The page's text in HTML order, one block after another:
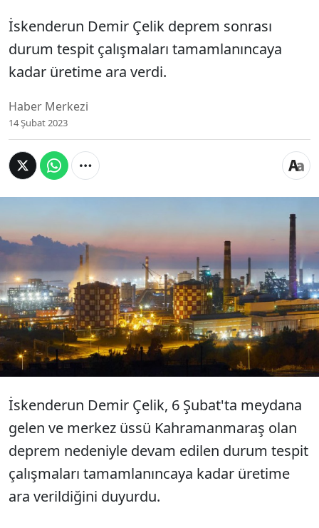
İskenderun Demir Çelik deprem sonrası
durum tespit çalışmaları tamamlanıncaya
kadar üretime ara verdi.
Haber Merkezi
14 Şubat 2023
İskenderun Demir Çelik deprem
sonrası durum tespit çalışmaları
tamamlanıncaya kadar üretime ara
verdi.
İskenderun Demir Çelik, 6 Şubat'ta meydana
gelen ve merkez üssü Kahramanmaraş olan
deprem nedeniyle devam edilen durum tespit
çalışmaları tamamlanıncaya kadar üretime
ara verildiğini duyurdu.